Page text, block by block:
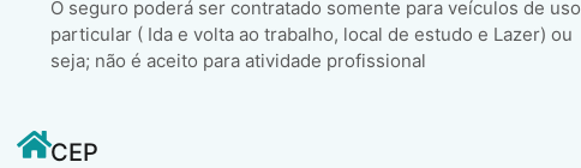
O seguro poderá ser contratado somente para veículos de uso
particular ( Ida e volta ao trabalho, local de estudo e Lazer) ou
seja; não é aceito para atividade profissional
CEP